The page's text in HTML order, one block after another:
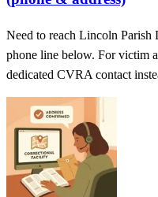
Need to reach Lincoln Parish
phone line below. For victim
dedicated CVRA contact